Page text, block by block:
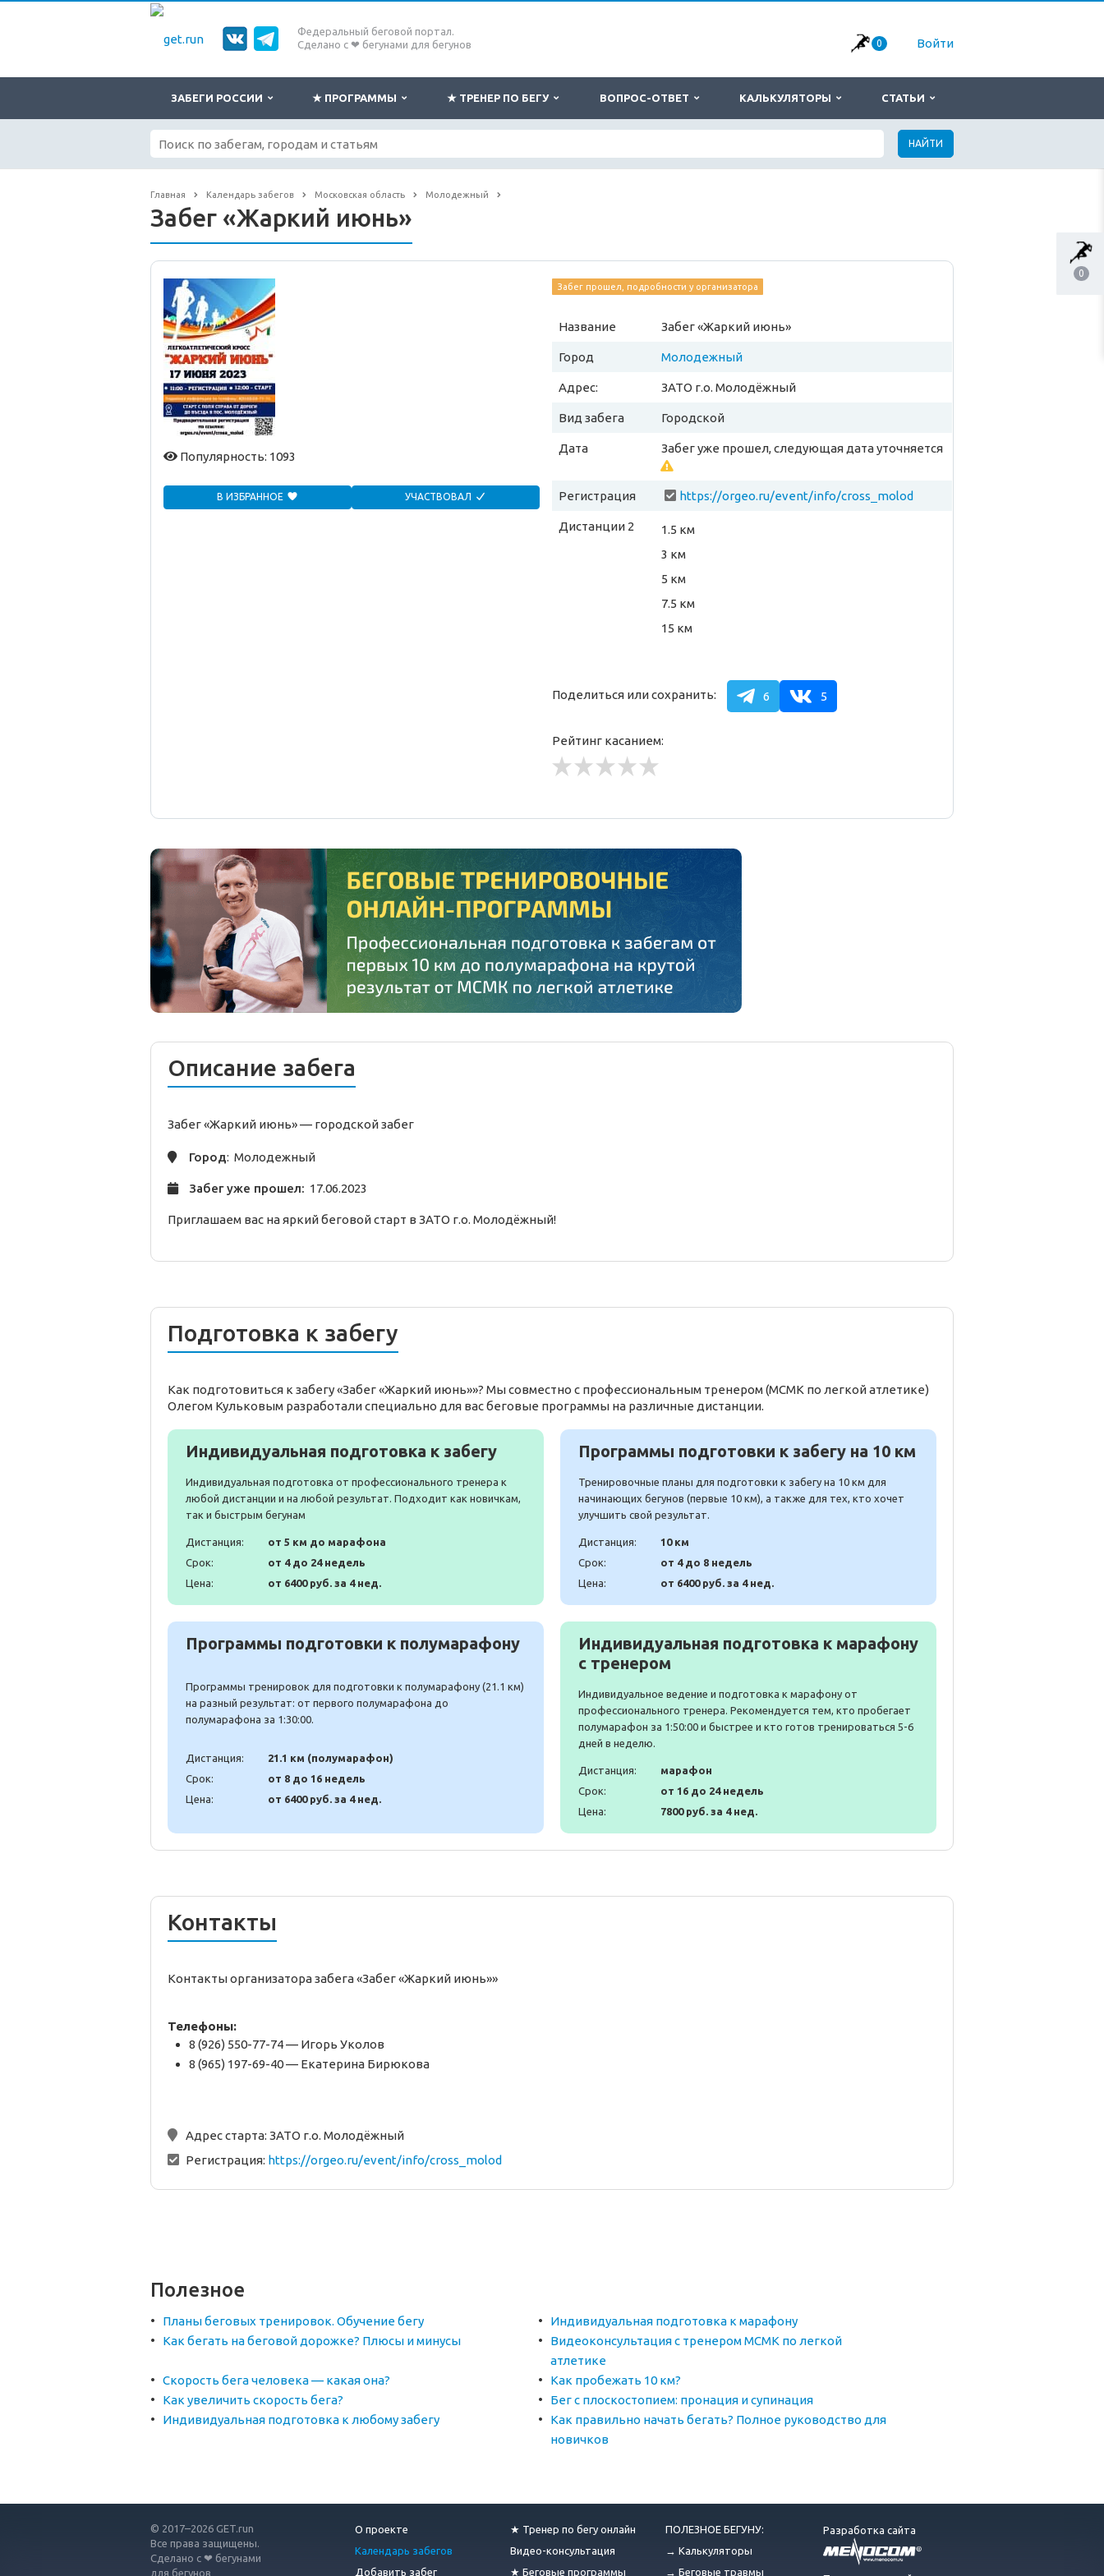
0
Федеральный беговой портал.
Сделано с ❤ бегунами для бегунов
0 Войти
ЗАБЕГИ РОССИИ ★ ПРОГРАММЫ ★ ТРЕНЕР ПО БЕГУ ВОПРОС-ОТВЕТ КАЛЬКУЛЯТОРЫ СТАТЬИ
НАЙТИ
Главная Календарь забегов Московская область Молодежный
Забег «Жаркий июнь»
Популярность: 1093
В ИЗБРАННОЕ УЧАСТВОВАЛ
Забег прошел, подробности у организатора
Название Забег «Жаркий июнь»
Город Молодежный
Адрес: ЗАТО г.о. Молодёжный
Вид забега Городской
Дата Забег уже прошел, следующая дата уточняется
Регистрация https://orgeo.ru/event/info/cross_molod
Дистанции 2
1.5 км
3 км
5 км
7.5 км
15 км
Поделиться или сохранить: 6 5
Рейтинг касанием:
Описание забега
Забег «Жаркий июнь» — городскойзабег
Город: Молодежный
Забег уже прошел: 17.06.2023
Приглашаем вас на яркий беговой старт в ЗАТО г.о. Молодёжный!
Подготовка к забегу
Как подготовиться к забегу «Забег «Жаркий июнь»»? Мы совместно с профессиональным тренером (МСМК по легкой атлетике)
Олегом Кульковым разработали специально для вас беговые программы на различные дистанции.
Индивидуальная подготовка к забегу
Индивидуальная подготовка от профессионального тренера к
любой дистанции и на любой результат. Подходит как новичкам,
так и быстрым бегунам
Дистанция:
от 5 км до марафона
Срок:
от 4 до 24 недель
Цена:
от 6400 руб. за 4 нед.
Программы подготовки к забегу на 10 км
Тренировочные планы для подготовки к забегу на 10 км для
начинающих бегунов (первые 10 км), а также для тех, кто хочет
улучшить свой результат.
Дистанция:
10 км
Срок:
от 4 до 8 недель
Цена:
от 6400 руб. за 4 нед.
Программы подготовки к полумарафону
Программы тренировок для подготовки к полумарафону (21.1 км)
на разный результат: от первого полумарафона до
полумарафона за 1:30:00.
Дистанция:
21.1 км (полумарафон)
Срок:
от 8 до 16 недель
Цена:
от 6400 руб. за 4 нед.
Индивидуальная подготовка к марафону
с тренером
Индивидуальное ведение и подготовка к марафону от
профессионального тренера. Рекомендуется тем, кто пробегает
полумарафон за 1:50:00 и быстрее и кто готов тренироваться 5-6
дней в неделю.
Дистанция:
марафон
Срок:
от 16 до 24 недель
Цена:
7800 руб. за 4 нед.
Контакты
Контакты организатора забега «Забег «Жаркий июнь»»
Телефоны:
8 (926) 550-77-74 — Игорь Уколов
8 (965) 197-69-40 — Екатерина Бирюкова
Адрес старта: ЗАТО г.о. Молодёжный
Регистрация: https://orgeo.ru/event/info/cross_molod
Полезное
Планы беговых тренировок. Обучение бегу
Индивидуальная подготовка к марафону
Как бегать на беговой дорожке? Плюсы и минусы
Видеоконсультация с тренером МСМК по легкой
атлетике
Скорость бега человека — какая она?
Как пробежать 10 км?
Как увеличить скорость бега?
Бег с плоскостопием: пронация и супинация
Индивидуальная подготовка к любому забегу
Как правильно начать бегать? Полное руководство для
новичков
© 2017–2026 GET.run
Все права защищены.
Сделано с ❤ бегунами
для бегунов
О проекте
Календарь забегов
Добавить забег
★ Тренер по бегу онлайн
Видео-консультация
★ Беговые программы
ПОЛЕЗНОЕ БЕГУНУ:
→ Калькуляторы
→ Беговые травмы
Разработка сайта